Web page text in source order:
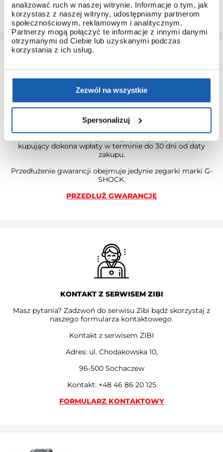
analizować ruch w naszej witrynie. Informacje o tym, jak
korzystasz z naszej witryny, udostępniamy partnerom
społecznościowym, reklamowym i analitycznym.
Partnerzy mogą połączyć te informacje z innymi danymi
otrzymanymi od Ciebie lub uzyskanymi podczas
korzystania z ich usług.
Zezwól na wszystkie
Spersonalizuj
zaawansowanych modeli.
kupujący dokona wpłaty w terminie do 30 dni od daty
zakupu.
Przedłużenie gwarancji obejmuje jedynie zegarki marki G-
SHOCK.
PRZEDŁUŻ GWARANCJĘ
KONTAKT Z SERWISEM ZIBI
Masz pytania? Zadzwoń do serwisu Zibi bądź skorzystaj z
naszego formularza kontaktowego.
Kontakt z serwisem ZIBI
Adres: ul. Chodakowska 10,
96-500 Sochaczew
Kontakt: +48 46 86 20 125
FORMULARZ KONTAKTOWY